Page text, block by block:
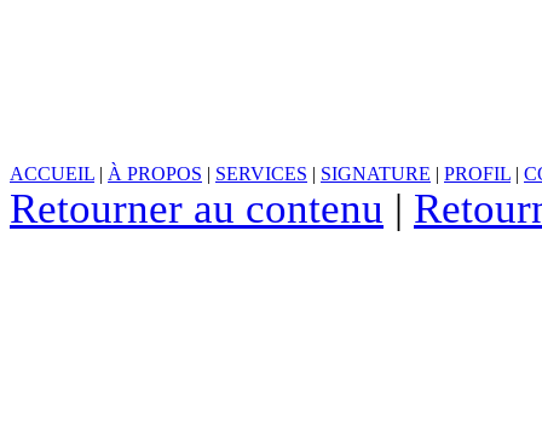
ACCUEIL À PROPOS SERVICES SIGNATURE PROFIL
Retourner au contenu |